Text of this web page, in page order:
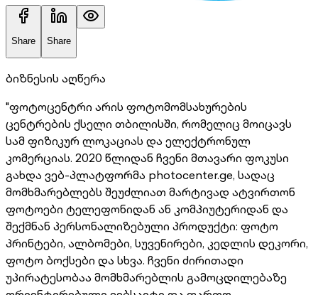
Share Share
ბიზნესის აღწერა
"ფოტოცენტრი არის ფოტომომსახურების
ცენტრების ქსელი თბილისში, რომელიც მოიცავს
სამ ფიზიკურ ლოკაციას და ელექტრონულ
კომერციას. 2020 წლიდან ჩვენი მთავარი ფოკუსი
გახდა ვებ-პლატფორმა photocenter.ge, სადაც
მომხმარებლებს შეუძლიათ მარტივად ატვირთონ
ფოტოები ტელეფონიდან ან კომპიუტერიდან და
შექმნან პერსონალიზებული პროდუქტი: ფოტო
პრინტები, ალბომები, სუვენირები, კედლის დეკორი,
ფოტო ბოქსები და სხვა. ჩვენი ძირითადი
უპირატესობაა მომხმარებლის გამოცდილებაზე